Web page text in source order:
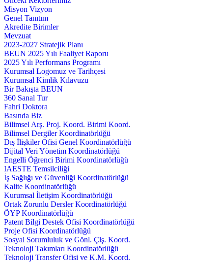
Misyon Vizyon
Genel Tanıtım
Akredite Birimler
Mevzuat
2023-2027 Stratejik Planı
BEUN 2025 Yılı Faaliyet Raporu
2025 Yılı Performans Programı
Kurumsal Logomuz ve Tarihçesi
Kurumsal Kimlik Kılavuzu
Bir Bakışta BEUN
360 Sanal Tur
Fahri Doktora
Basında Biz
Bilimsel Arş. Proj. Koord. Birimi Koord.
Bilimsel Dergiler Koordinatörlüğü
Dış İlişkiler Ofisi Genel Koordinatörlüğü
Dijital Veri Yönetim Koordinatörlüğü
Engelli Öğrenci Birimi Koordinatörlüğü
IAESTE Temsilciliği
İş Sağlığı ve Güvenliği Koordinatörlüğü
Kalite Koordinatörlüğü
Kurumsal İletişim Koordinatörlüğü
Ortak Zorunlu Dersler Koordinatörlüğü
ÖYP Koordinatörlüğü
Patent Bilgi Destek Ofisi Koordinatörlüğü
Proje Ofisi Koordinatörlüğü
Sosyal Sorumluluk ve Gönl. Çlş. Koord.
Teknoloji Takımları Koordinatörlüğü
Teknoloji Transfer Ofisi ve K.M. Koord.